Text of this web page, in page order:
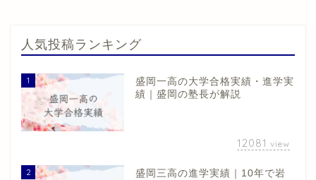
人気投稿ランキング
1
盛岡一高の大学合格実績・進学実
績｜盛岡の塾長が解説
12081 view
2
盛岡三高の進学実績｜10年で岩